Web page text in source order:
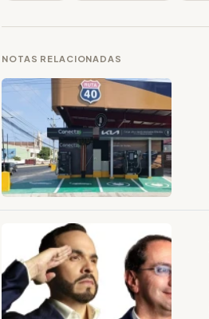
NOTAS RELACIONADAS